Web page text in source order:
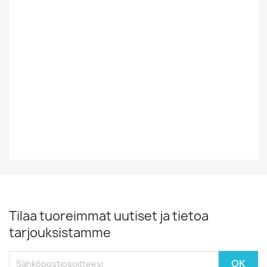
Tilaa tuoreimmat uutiset ja tietoa
tarjouksistamme